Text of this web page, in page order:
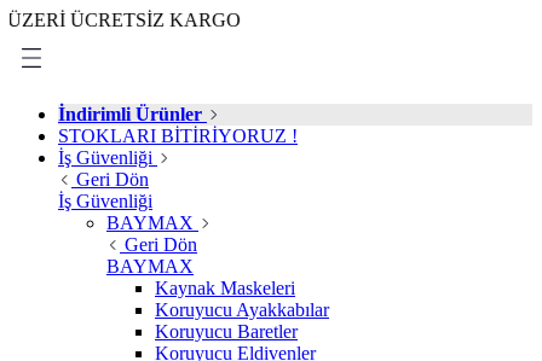
KARGO
İndirimli Ürünler
STOKLARI BİTİRİYORUZ !
İş Güvenliği
Geri Dön
İş Güvenliği
BAYMAX
Geri Dön
BAYMAX
Kaynak Maskeleri
Koruyucu Ayakkabılar
Koruyucu Baretler
Koruyucu Eldivenler